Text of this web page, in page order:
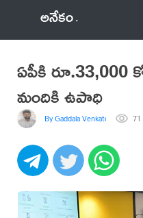
అనేకం
ఏపీకి రూ.33,000
మందికి ఉపాధి
By Gaddala VenkateswaraRao
71